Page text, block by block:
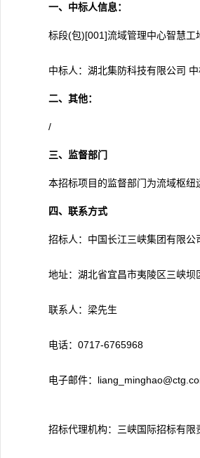
一、中标人信息：
标段(包)[001]流域管理中心智慧工
中标人：湖北集防科技有限公司
二、其他：
/
三、监督部门
本招标项目的监督部门为流域枢
四、联系方式
招标人：中国长江三峡集团有限公
地址：湖北省宜昌市夷陵区三峡坝
联系人：梁先生
电话：0717-6765968
电子邮件：
招标代理机构：三峡国际招标有限